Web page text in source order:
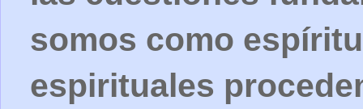
somos como
espirituales